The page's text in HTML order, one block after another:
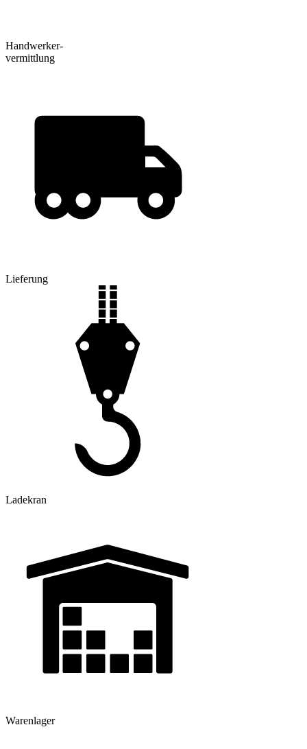
Handwerker-
vermittlung
Lieferung
Ladekran
Warenlager